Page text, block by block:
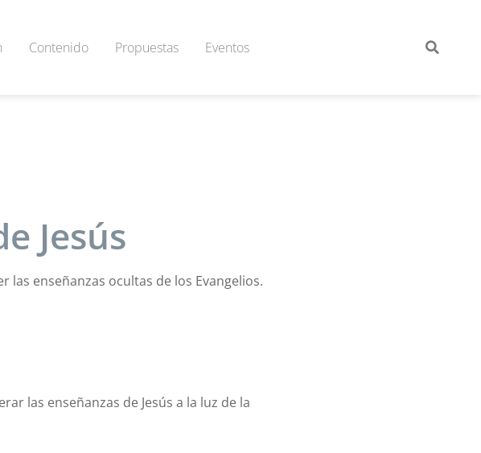
Contenido Propuestas Eventos
Jesús
las enseñanzas ocultas de los Evangelios.
las enseñanzas de Jesús a la luz de la